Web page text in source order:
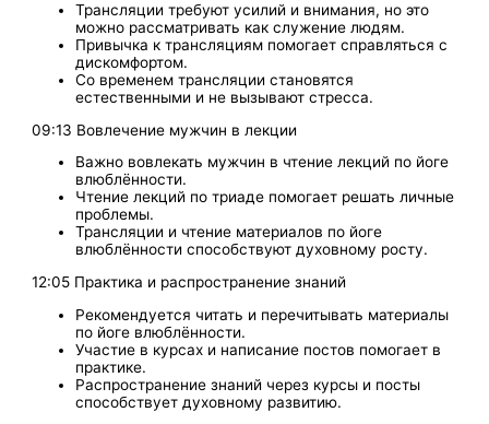
Трансляции требуют усилий и внимания, но это
можно рассматривать как служение людям.
Привычка к трансляциям помогает справляться с
дискомфортом.
Со временем трансляции становятся
естественными и не вызывают стресса.
09:13 Вовлечение мужчин в лекции
Важно вовлекать мужчин в чтение лекций по йоге
влюблённости.
Чтение лекций по триаде помогает решать личные
проблемы.
Трансляции и чтение материалов по йоге
влюблённости способствуют духовному росту.
12:05 Практика и распространение знаний
Рекомендуется читать и перечитывать материалы
по йоге влюблённости.
Участие в курсах и написание постов помогает в
практике.
Распространение знаний через курсы и посты
способствует духовному развитию.